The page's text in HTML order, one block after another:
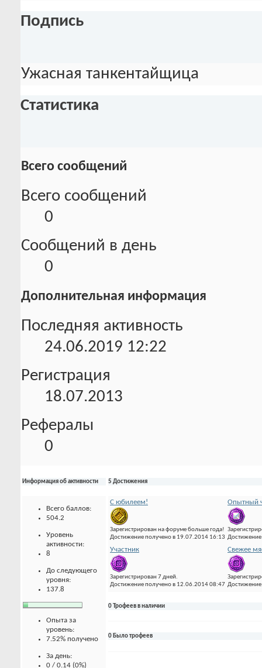
Подпись
Ужасная танкентайщица
Статистика
Всего сообщений
Всего сообщений
0
Сообщений в день
0
Дополнительная информация
Последняя активность
24.06.2019 12:22
Регистрация
18.07.2013
Рефералы
0
Информация об активности
Всего баллов:
504.2
Уровень
активности:
8
До следующего
уровня:
137.8
Опыта за
уровень:
7.52% получено
За день:
0 / 0.14 (0%)
5 Достижения
С юбилеем!
Зарегистрирован на форуме больше года!
Достижение получено в 19.07.2014 16:13
Опытный
Участник
Зарегистрирован 7 дней.
Достижение получено в 12.06.2014 08:47
Свежее
0 Трофеев в наличии
0 Было трофеев